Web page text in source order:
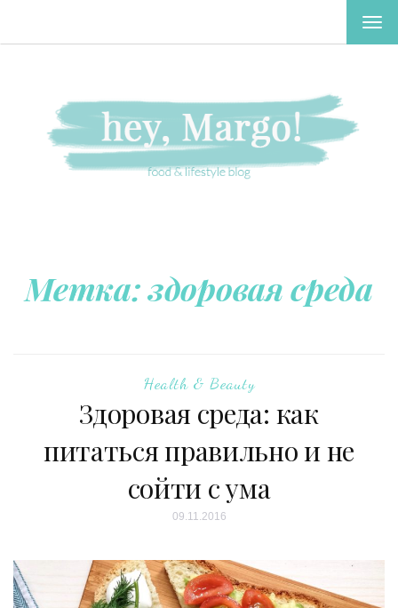
Метка:здоровая среда
Health & Beauty
Здоровая среда: как
питаться правильно и не
сойти с ума
09.11.2016